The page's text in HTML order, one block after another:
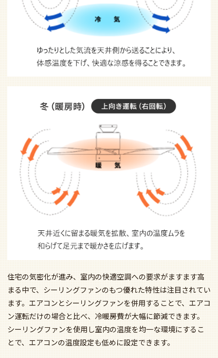
住宅の気密化が進み、室内の快適空調への要求がますます高
まる中で、シーリングファンのもつ優れた特性は注目されてい
ます。エアコンとシーリングファンを併用することで、エアコ
ン運転だけの場合と比べ、冷暖房費が大幅に節減できます。
シーリングファンを使用し室内の温度を均一な環境にするこ
とで、エアコンの温度設定も低めに設定できます。